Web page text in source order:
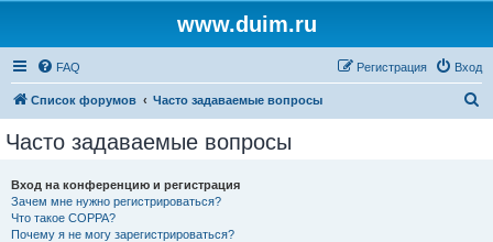
www.duim.ru
FAQ Вход
Регистрация
Список форумов Часто задаваемые вопросы
Часто задаваемые вопросы
Вход на конференцию и регистрация
Зачем мне нужно регистрироваться?
Что такое COPPA?
Почему я не могу зарегистрироваться?